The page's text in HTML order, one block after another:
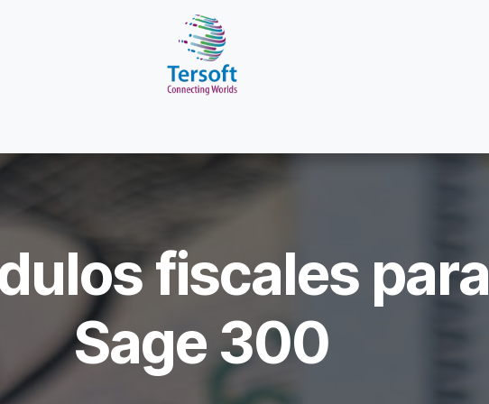
fiscales para
Sage 300